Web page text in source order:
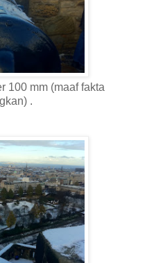
100 mm (maaf fakta
.